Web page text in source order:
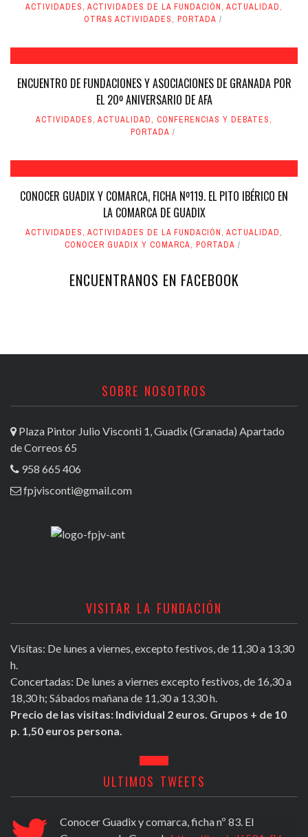
ACTIVIDADES, ACTIVIDADES DE LA FUNDACIÓN, ACTUALIDAD,
OTRAS ACTIVIDADES, PORTADA
ENCUENTRO DE FUNDACIONES Y ASOCIACIONES DE GRANADA POR
EL 20º ANIVERSARIO DE AFA
ACTIVIDADES, ACTUALIDAD, CONFERENCIAS Y DEBATES,
PORTADA
CONOCER GUADIX Y COMARCA, FICHA Nº119. EL PITO IBÉRICO EN
LA COMARCA DE GUADIX
ACTIVIDADES, ACTIVIDADES DE LA FUNDACIÓN, ACTUALIDAD,
CONOCER GUADIX Y COMARCA, PORTADA
ENCUENTRANOS EN FACEBOOK
SOBRE NOSOTROS
Plaza Pintor Julio Visconti 1, Guadix (Granada) Apartado
de Correos 65
958 665 406
fpjvisconti@gmail.com
VISITAR LA FUNDACIÓN
Visítas: De lunes a viernes, excepto festivos, de 11,30 a 13,30
h.
Concertadas: De lunes a viernes excepto festivos, de 16,30 a
18,30 h; Sábados mañana de 11,30 a 13,30 h.
Precio de las visitas: Individual 2 euros. Grupos + de 10
p. 1,50 euros persona.
ULTIMOS TWEETS
Conocer Guadix y comarca, ficha nº 83. El